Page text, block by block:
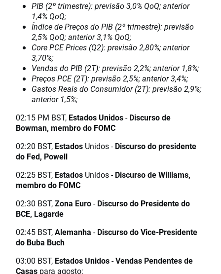
PIB (2º trimestre): previsão 3,0% QoQ; anterior
1,4% QoQ;
Índice de Preços do PIB (2º trimestre): previsão
2,5% QoQ; anterior 3,1% QoQ;
Core PCE Prices (Q2): previsão 2,80%; anterior
3,70%;
Vendas do PIB (2T): previsão 2,2%; anterior 1,8%;
Preços PCE (2T): previsão 2,5%; anterior 3,4%;
Gastos Reais do Consumidor (2T): previsão 2,9%;
anterior 1,5%;
02:15 PM BST, Estados Unidos-Discurso de
Bowman, membro do FOMC
02:20 BST, Estados Unidos -Discurso do presidente
do Fed, Powell
02:25 BST, Estados Unidos -Discurso de Williams,
membro do FOMC
02:30 BST,Zona Euro-Discurso do Presidente do
BCE, Lagarde
02:45 BST,Alemanha -Discurso do Vice-Presidente
do Buba Buch
03:00 BST, Estados Unidos-Vendas Pendentes de
Casas para agosto: